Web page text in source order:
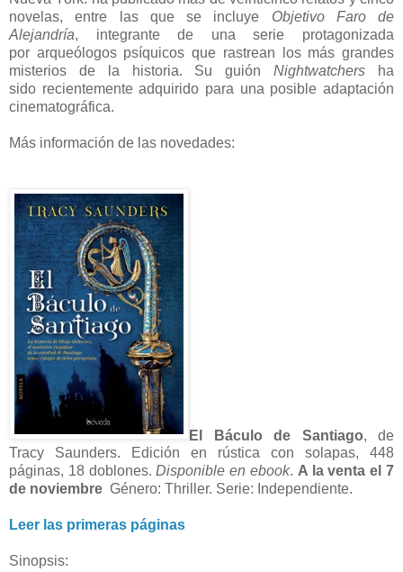
novelas, entre las que se incluye Objetivo Faro de
Alejandría, integrante de una serie protagonizada
por arqueólogos psíquicos que rastrean los más grandes
misterios de la historia. Su guiónNightwatchers
ha
sido recientemente adquirido para una posible adaptación
cinematográfica.
Más información de las novedades:
El Báculo de Santiago, de
Tracy Saunders. Edición en rústica con solapas, 448
páginas, 18 doblones.Disponible en ebook. A la venta el 7
de noviembre Género: Thriller. Serie: Independiente.
Leer las primeras páginas
Sinopsis: